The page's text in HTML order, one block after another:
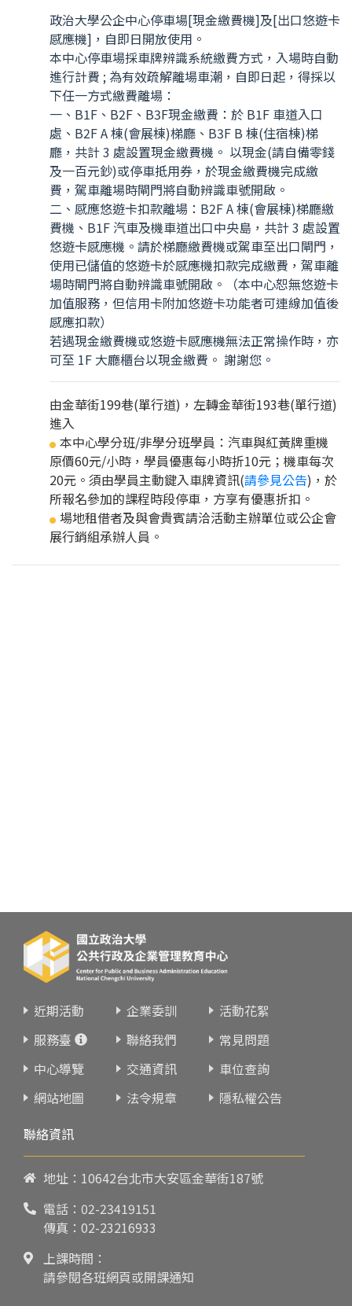
政治大學公企中心停車場[現金繳費機]及[出口悠遊卡
感應機]，自即日開放使用。
本中心停車場採車牌辨識系統繳費方式，入場時自動
進行計費 ; 為有效疏解離場車潮，自即日起，得採以
下任一方式繳費離場：
一、B1F、B2F、B3F現金繳費：於 B1F 車道入口
處、B2F A 棟(會展棟)梯廳、B3F B 棟(住宿棟)梯
廳，共計 3 處設置現金繳費機。 以現金(請自備零錢
及一百元鈔)或停車抵用券，於現金繳費機完成繳
費，駕車離場時閘門將自動辨識車號開啟。
二、感應悠遊卡扣款離場：B2F A 棟(會展棟)梯廳繳
費機、B1F 汽車及機車道出口中央島，共計 3 處設置
悠遊卡感應機。請於梯廳繳費機或駕車至出口閘門，
使用已儲值的悠遊卡於感應機扣款完成繳費，駕車離
場時閘門將自動辨識車號開啟。（本中心恕無悠遊卡
加值服務，但信用卡附加悠遊卡功能者可連線加值後
感應扣款）
若遇現金繳費機或悠遊卡感應機無法正常操作時，亦
可至 1F 大廳櫃台以現金繳費。 謝謝您。
由金華街199巷(單行道)，左轉金華街193巷(單行道)
進入
● 本中心學分班/非學分班學員：汽車與紅黃牌重機
原價60元/小時，學員優惠每小時折10元；機車每次
20元。須由學員主動鍵入車牌資訊(請參見公告)，於
所報名參加的課程時段停車，方享有優惠折扣。
● 場地租借者及與會貴賓請洽活動主辦單位或公企會
展行銷組承辦人員。
近期活動 企業委訓
活動花絮
服務臺
聯絡我們
常見問題
中心導覽
交通資訊
車位查詢
網站地圖
法令規章
隱私權公告
聯絡資訊
地址：10642台北市大安區金華街187號
電話： 02-23419151
傳真：02-23216933
上課時間：
請參閱各班網頁或開課通知